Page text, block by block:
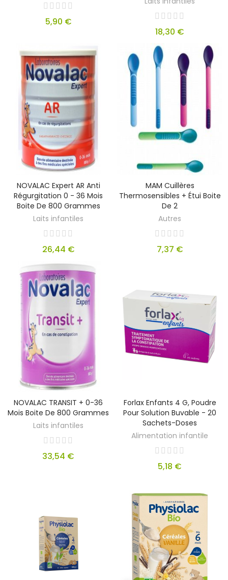
5,90 €
18,30 €
NOVALAC Expert AR Anti
Régurgitation 0 - 36 Mois
Boite De 800 Grammes
Laits infantiles
26,44 €
MAM Cuillères
Thermosensibles + Étui Boite
De 2
Autres
7,37 €
NOVALAC TRANSIT + 0-36
Mois Boite De 800 Grammes
Laits infantiles
33,54 €
Forlax Enfants 4 G, Poudre
Pour Solution Buvable - 20
Sachets-Doses
Alimentation infantile
5,18 €